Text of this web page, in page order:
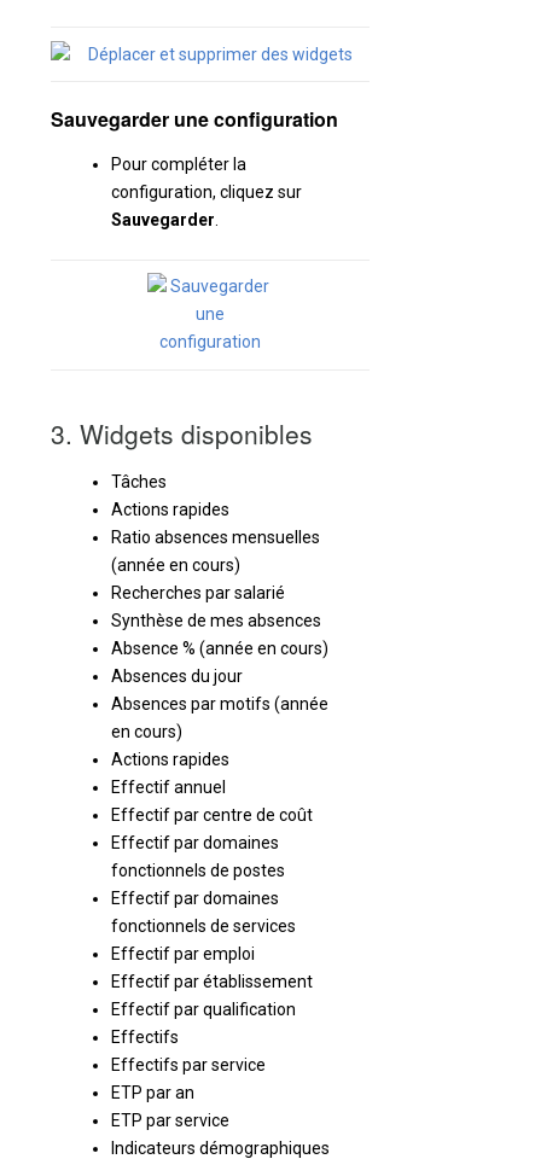
Sauvegarder une configuration
Pour compléter la
configuration, cliquez sur
Sauvegarder
3. Widgets disponibles
Tâches
Actions rapides
Ratio absences mensuelles
(année en cours)
Recherches par salarié
Synthèse de mes absences
Absence % (année en cours)
Absences du jour
Absences par motifs (année
en cours)
Actions rapides
Effectif annuel
Effectif par centre de coût
Effectif par domaines
fonctionnels de postes
Effectif par domaines
fonctionnels de services
Effectif par emploi
Effectif par établissement
Effectif par qualification
Effectifs
Effectifs par service
ETP par an
ETP par service
Indicateurs démographiques